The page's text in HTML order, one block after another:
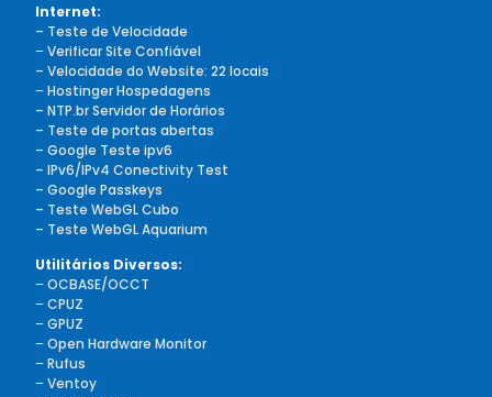
Internet:
– Teste de Velocidade
–Verificar Site Confiável
– Velocidade do Website: 22 locais
–Hostinger Hospedagens
– NTP.br Servidor de Horários
– Teste de portas abertas
– Google Teste ipv6
– IPv6/IPv4 Conectivity Test
– Google Passkeys
– Teste WebGL Cubo
– Teste WebGL Aquarium
Utilitários Diversos:
–OCBASE/OCCT
–CPUZ
–GPUZ
–Open Hardware Monitor
–Rufus
–Ventoy